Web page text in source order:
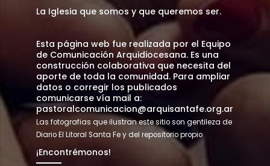
La Iglesia que somos y que queremos ser.
Esta página web fue realizada por el Equipo
de Comunicación Arquidiocesana. Es una
construcción colaborativa que necesita del
aporte de toda la comunidad. Para ampliar
datos o corregir los publicados
comunicarse vía mail a:
pastoralcomunicacion@arquisantafe.org.ar
Las fotografias que ilustran este sitio son gentileza de
Diario El Litoral Santa Fe y del repositorio propio
¡Encontrémonos!